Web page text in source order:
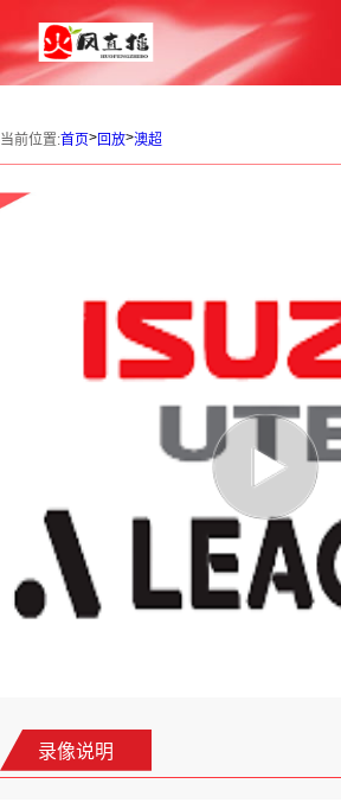
当前位置:首页>回放>澳超
录像说明